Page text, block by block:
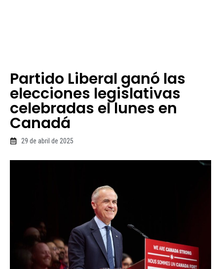
Partido Liberal ganó las
elecciones legislativas
celebradas el lunes en
Canadá
29 de abril de 2025